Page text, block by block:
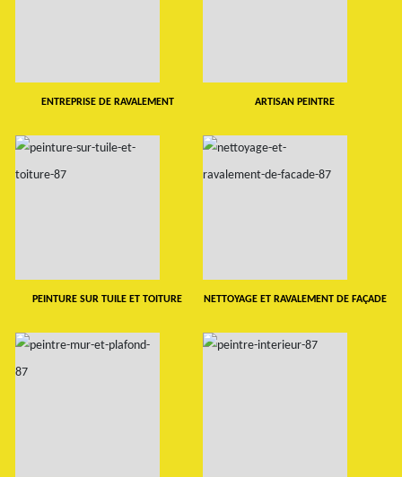
ENTREPRISE DE RAVALEMENT ARTISAN PEINTRE
PEINTURE SUR TUILE ET TOITURE NETTOYAGE ET RAVALEMENT DE FAÇADE